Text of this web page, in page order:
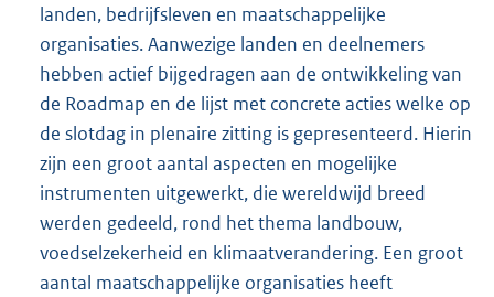
landen, bedrijfsleven en maatschappelijke
organisaties. Aanwezige landen en deelnemers
hebben actief bijgedragen aan de ontwikkeling van
de Roadmap en de lijst met concrete acties welke op
de slotdag in plenaire zitting is gepresenteerd. Hierin
zijn een groot aantal aspecten en mogelijke
instrumenten uitgewerkt, die wereldwijd breed
werden gedeeld, rond het thema landbouw,
voedselzekerheid en klimaatverandering. Een groot
aantal maatschappelijke organisaties heeft